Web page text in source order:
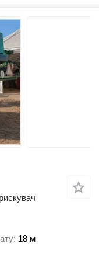
18 м